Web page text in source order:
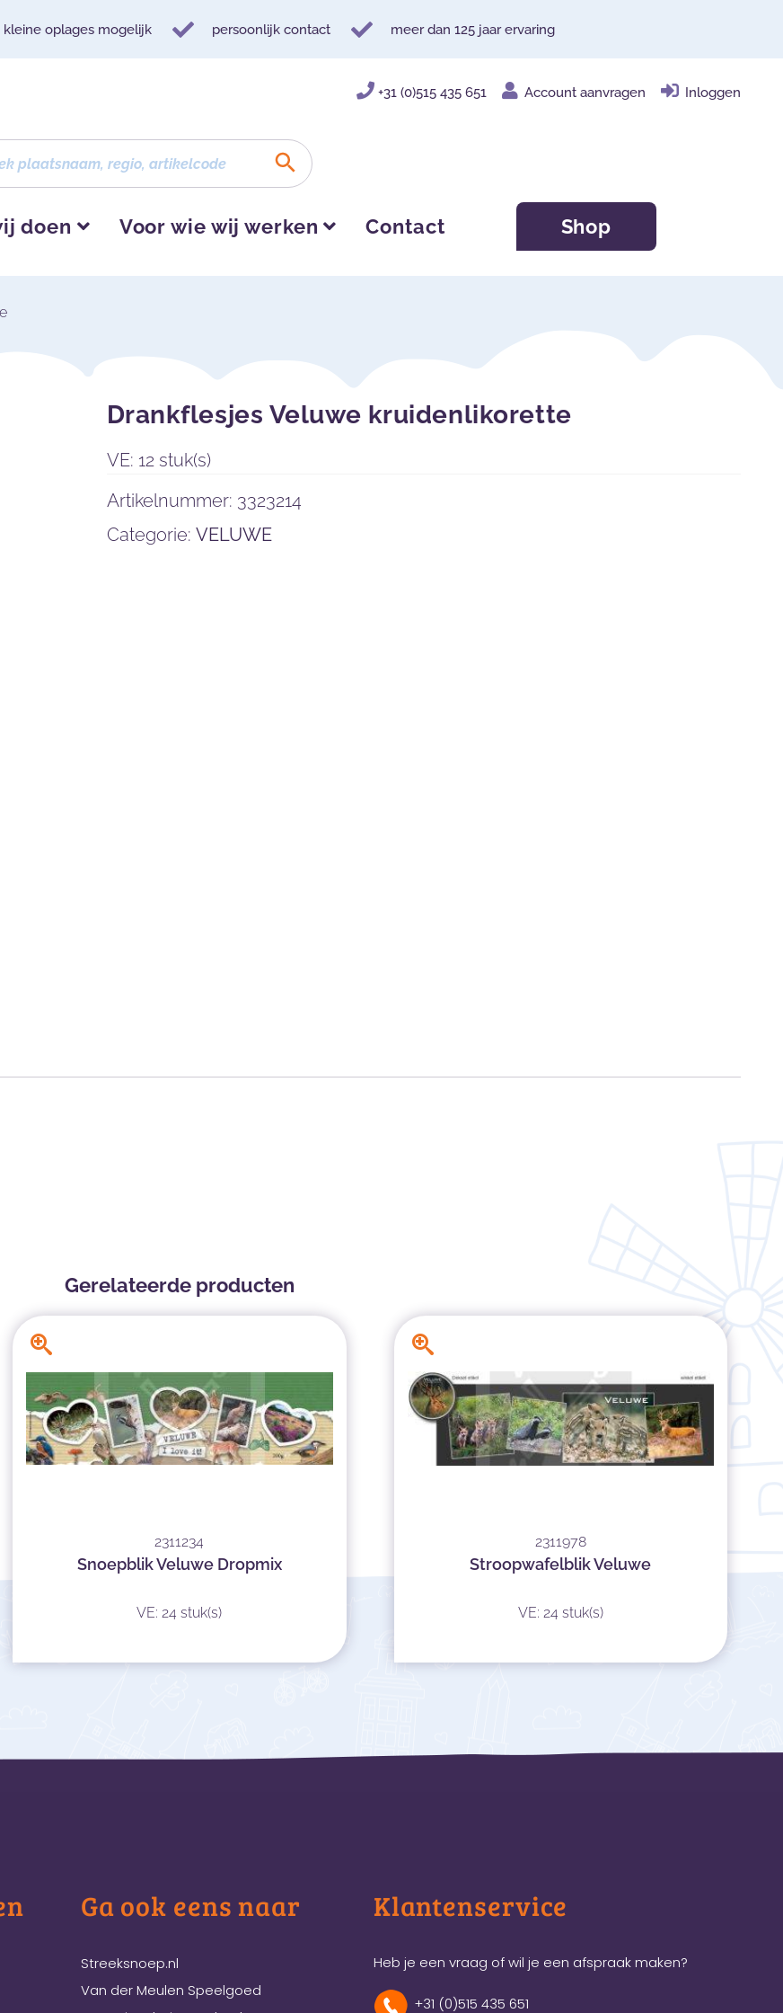
kleine oplages mogelijk persoonlijk contact meer dan 125 jaar ervaring
+31 (0)515 435 651 Account aanvragen Inloggen
doen Voor wie wij werken Contact Shop
Drankflesjes Veluwe kruidenlikorette
VE: 12 stuk(s)
Artikelnummer: 3323214
Categorie: VELUWE
Gerelateerde producten
2311234
Snoepblik Veluwe Dropmix
VE: 24 stuk(s)
2311978
Stroopwafelblik Veluwe
VE: 24 stuk(s)
Ga ook eens naar
Streeksnoep.nl
Van der Meulen Speelgoed
Klantenservice
Heb je een vraag of wil je een afspraak maken?
+31 (0)515 435 651